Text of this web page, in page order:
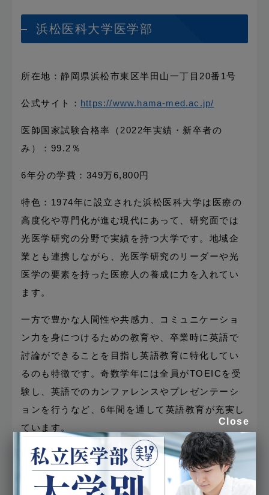
浜松医科大学医学部
所在地：静岡県浜松市東区半田山一丁目20番1号
公式サイト： https://www.hama-med.ac.jp/
医師国家試験合格率（2022年実績・新卒者の
み）：99.2％
6年分の学費：349万6,800円
特色：1974年に設立された浜松医科大学は医療の
高度化や専門化が進む現代にあって、研究面では
光医学研究の分野で実績を持つ大学です。地域企
業とも連携しながら、光医学研究のリーダーや光
医学の要素を持った医療人の養成に力を入れてい
ます。
一方で豊かな人間性や共感力、コミュニケーショ
ン力を身につけるための教育や、卒業時に英語で
討論ができることを目指し英語教育に特化してい
るのも特徴です。奇数学年には全員がTOEICを受
験し、英語でのカンファレンスやプレゼンテーシ
ョンを行うなど、6年間を通して英語教育が充実し
ています。
名古屋大学医学部
Close